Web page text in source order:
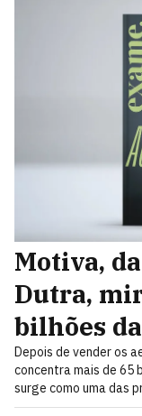
Motiva,
Dutra,
bilhões
Depois de vender os
concentra mais de 65
surge como uma das
mobilidade de 400